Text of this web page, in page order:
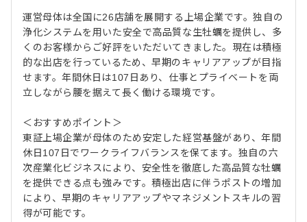
運営母体は全国に26店舗を展開する上場企業です。独自の
浄化システムを用いた安全で高品質な生牡蠣を提供し、多
くのお客様からご好評をいただいてきました。現在は積極
的な出店を行っているため、早期のキャリアアップが目指
せます。年間休日は107日あり、仕事とプライベートを両
立しながら腰を据えて長く働ける環境です。
＜おすすめポイント＞
東証上場企業が母体のため安定した経営基盤があり、年間
休日107日でワークライフバランスを保てます。独自の六
次産業化ビジネスにより、安全性を徹底した高品質な牡蠣
を提供できる点も強みです。積極出店に伴うポストの増加
により、早期のキャリアアップやマネジメントスキルの習
得が可能です。